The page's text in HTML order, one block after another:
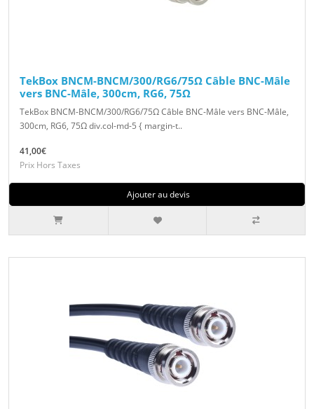
TekBox BNCM-BNCM/300/RG6/75Ω Câble BNC-Mâle
vers BNC-Mâle, 300cm, RG6, 75Ω
TekBox BNCM-BNCM/300/RG6/75Ω Câble BNC-Mâle vers BNC-Mâle,
300cm, RG6, 75Ω div.col-md-5 { margin-t..
41,00€
Prix Hors Taxes
Ajouter au devis